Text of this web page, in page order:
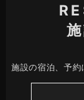
施設の宿泊、予約